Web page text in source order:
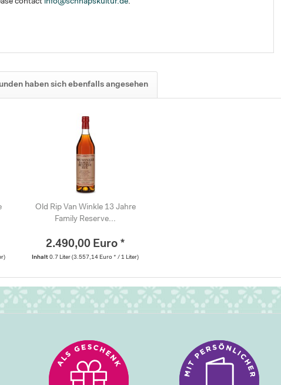
haben sich ebenfalls angesehen
Old Rip Van Winkle 13 Jahre
Family Reserve...
2.490,00 Euro *
Inhalt0.7 Liter(3.557,14 Euro * / 1 Liter)